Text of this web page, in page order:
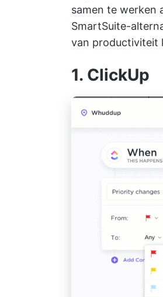
samen te werken
SmartSuite-
van productiviteit
1. ClickUp